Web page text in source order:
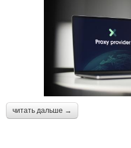
читать дальше →